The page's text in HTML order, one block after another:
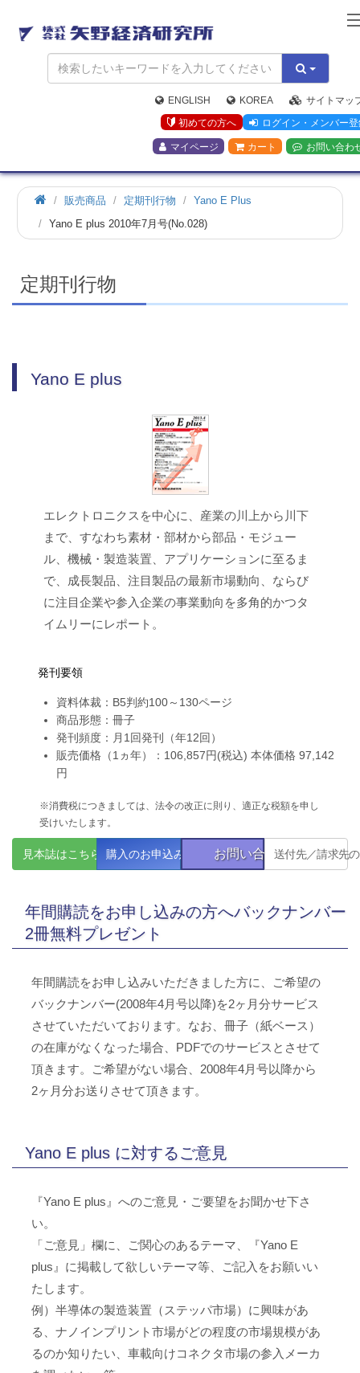
矢
野
経
済
研
究
所
ENGLISH KOREA
サイトマッ
初めての方へ
ログイン・メンバー登
マイページ カート お問い合わ
ホ
ー
販売商品 定期刊行物
Yano E Plus
Yano E plus 2010年7月号(No.028)
定期刊行物
Yano E plus
エレクトロニクスを中心に、産業の川上から川下
まで、すなわち素材・部材から部品・モジュー
ル、機械・製造装置、アプリケーションに至るま
で、成長製品、注目製品の最新市場動向、ならび
に注目企業や参入企業の事業動向を多角的かつタ
イムリーにレポート。
発刊要領
資料体裁：B5判約100～130ページ
商品形態：冊子
発刊頻度：月1回発刊（年12回）
販売価格（1ヵ年）：106,857円(税込) 本体価格 97,142
円
※消費税につきましては、法令の改正に則り、適正な税額を申し
受けいたします。
見本誌はこちら 購入のお申込み お問い合わせ送付先／請求先
年間購読をお申し込みの方へバックナンバー
2冊無料プレゼント
年間購読をお申し込みいただきました方に、ご希望の
バックナンバー(2008年4月号以降)を2ヶ月分サービス
させていただいております。なお、冊子（紙ベース）
の在庫がなくなった場合、PDFでのサービスとさせて
頂きます。ご希望がない場合、2008年4月号以降から
2ヶ月分お送りさせて頂きます。
Yano E plus に対するご意見
『Yano E plus』へのご意見・ご要望をお聞かせ下さ
い。
「ご意見」欄に、ご関心のあるテーマ、『Yano E
plus』に掲載して欲しいテーマ等、ご記入をお願いい
たします。
例）半導体の製造装置（ステッパ市場）に興味があ
る、ナノインプリント市場がどの程度の市場規模があ
るのか知りたい、車載向けコネクタ市場の参入メーカ